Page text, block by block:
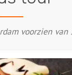
voorzien van